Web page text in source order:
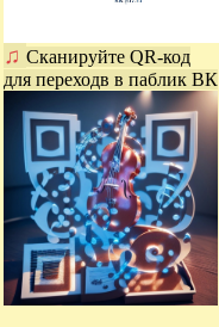
♫ Сканируйте QR-код
для переходв в паблик ВК